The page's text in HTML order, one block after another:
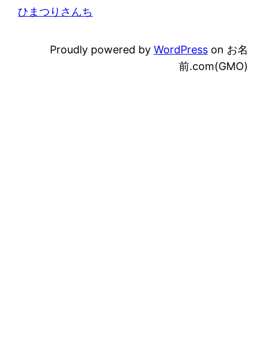
ひまつりさんち
Proudly powered by WordPresson お名
前.com(GMO)